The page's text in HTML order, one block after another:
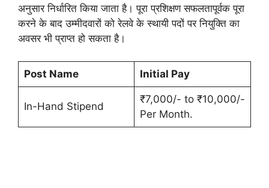
अनुसार निर्धारित किया जाता है। पूरा प्रशिक्षण सफलतापूर्वक पूरा
करने के बाद उम्मीदवारों को रेलवे के स्थायी पदों पर नियुक्ति का
अवसर भी प्राप्त हो सकता है।
Post Name Initial Pay
In-Hand Stipend
₹7,000/- to ₹10,000/-
Per Month.